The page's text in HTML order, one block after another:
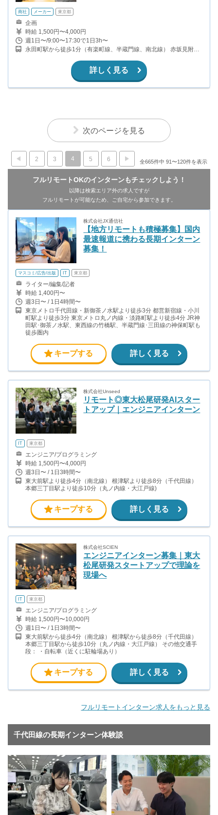
商社 メーカー 東京都
企画
時給 1,500円〜4,000円
週1日〜/9:00〜17:30で1日3h〜
永田町駅から徒歩1分（有楽町線、半蔵門線、南北線） 赤坂見附駅
（千代田線、丸ノ内線 溜池山王駅から徒歩10分（銀座線、南北
詳しく見る
次のページを見る
2 3 4 5 6 全665件中 91〜120件を表示
フルリモートOKのインターンもチェックしよう！
以降は検索エリア外の求人ですが
フルリモートが可能なため、ご自宅から参加できます。
株式会社JX通信社
【地方リモートも積極募集】国内
最速報道に携わる長期インターン
募集！
マスコミ/広告/出版 IT 東京都
ライター/編集/記者
時給 1,400円〜
週3日〜 / 1日4時間〜
東京メトロ千代田線・新御茶ノ水駅より徒歩3分 都営新宿線・小川
町駅より徒歩3分 東京メトロ丸ノ内線・淡路町駅より徒歩4分 JR神
田駅･御茶ノ水駅、東西線の竹橋駅、半蔵門線･三田線の神保町駅も
徒歩圏内
キープする 詳しく見る
株式会社Unseed
リモート◎東大松尾研発AIスター
トアップ｜エンジニアインターン
IT 東京都
エンジニア/プログラミング
時給 1,500円〜4,000円
週3日〜 / 1日3時間〜
東大前駅より徒歩4分（南北線） 根津駅より徒歩8分（千代田線）
本郷三丁目駅より徒歩10分（丸ノ内線・大江戸線)
キープする 詳しく見る
株式会社SCIEN
エンジニアインターン募集｜東大
松尾研発スタートアップで理論を
現場へ
IT 東京都
エンジニア/プログラミング
時給 1,500円〜10,000円
週1日〜 / 1日3時間〜
東大前駅から徒歩4分（南北線） 根津駅から徒歩8分（千代田線）
本郷三丁目駅から徒歩10分（丸ノ内線・大江戸線） その他交通手
段： ・自転車（近くに駐輪場あり）
キープする 詳しく見る
フルリモートインターン求人をもっと見る
千代田線の長期インターン体験談